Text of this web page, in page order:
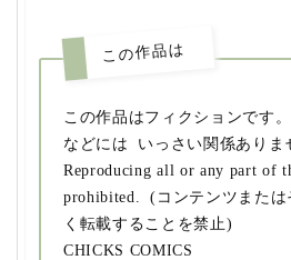
この作品は
この作品はフィクションです
などには いっさい関係ありま
Reproducing all or any part of
prohibited. (コンテンツまたは
く転載することを禁止)
CHICKS COMICS